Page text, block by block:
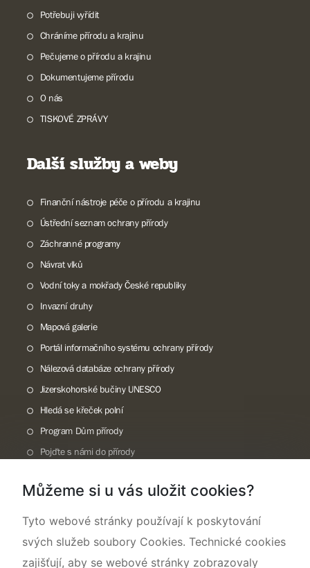
Potřebuji vyřídit
Chráníme přírodu a krajinu
Pečujeme o přírodu a krajinu
Dokumentujeme přírodu
O nás
TISKOVÉ ZPRÁVY
Další služby a weby
Finanční nástroje péče o přírodu a krajinu
Ústřední seznam ochrany přírody
Záchranné programy
Návrat vlků
Vodní toky a mokřady České republiky
Invazní druhy
Mapová galerie
Portál informačního systému ochrany přírody
Nálezová databáze ochrany přírody
Jizerskohorské bučiny UNESCO
Hledá se křeček polní
Program Dům přírody
Pojďte s námi do přírody
Rok CHKO pod záštitou České komise pro UNESCO
Můžeme si u vás uložit cookies?
Tyto webové stránky používají k poskytování
svých služeb soubory Cookies. Technické cookies
zajišťují, aby se webové stránky zobrazovaly